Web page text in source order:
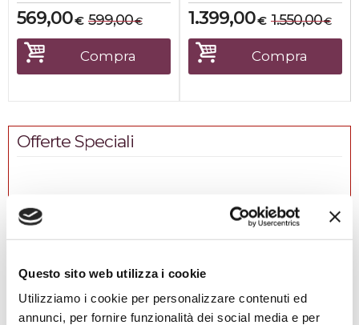
Questo sito web utilizza i cookie
Utilizziamo i cookie per personalizzare contenuti ed
annunci, per fornire funzionalità dei social media e per
€
569,00 €
599,00
Compra
€
1.399,00 €
1.550,00
Compra
Offerte Speciali
% New
Line 6